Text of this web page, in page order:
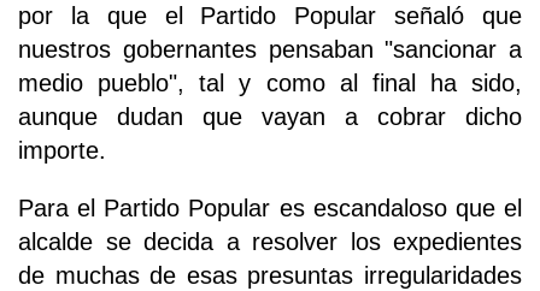
por la que el Partido Popular señaló que
nuestros gobernantes pensaban "sancionar a
medio pueblo", tal y como al final ha sido,
aunque dudan que vayan a cobrar dicho
importe.
Para el Partido Popular es escandaloso que el
alcalde se decida a resolver los expedientes
de muchas de esas presuntas irregularidades